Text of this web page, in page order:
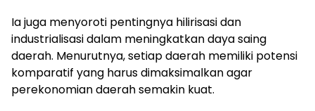
Ia juga menyoroti pentingnya hilirisasi dan
industrialisasi dalam meningkatkan daya saing
daerah. Menurutnya, setiap daerah memiliki potensi
komparatif yang harus dimaksimalkan agar
perekonomian daerah semakin kuat.